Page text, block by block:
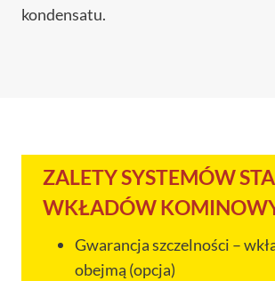
kondensatu.
ZALETY SYSTEMÓW
WKŁADÓW
Gwarancja szczelności –
obejmą (opcja)